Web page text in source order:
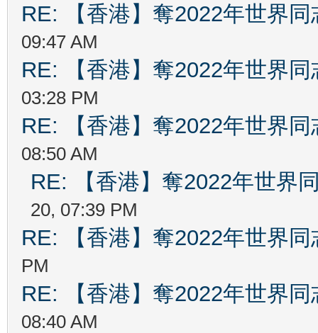
RE: 【香港】奪2022年世界
09:47 AM
RE: 【香港】奪2022年世界
03:28 PM
RE: 【香港】奪2022年世界
08:50 AM
RE: 【香港】奪2022年世界
20, 07:39 PM
RE: 【香港】奪2022年世界
PM
RE: 【香港】奪2022年世界
08:40 AM